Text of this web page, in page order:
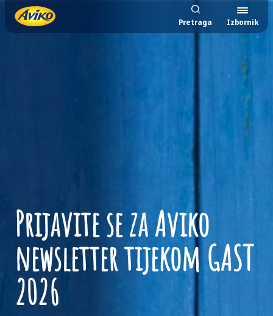
Pretraga Izbornik
Prijavite se za Aviko
newsletter tijekom GAST
2026